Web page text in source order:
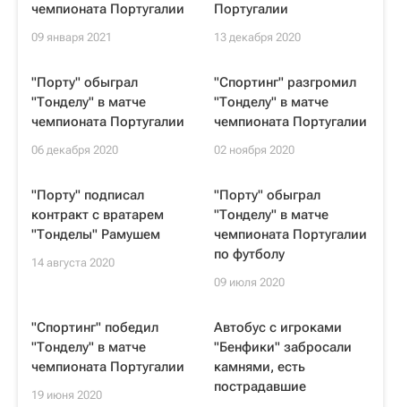
чемпионата Португалии
09 января 2021
Португалии
13 декабря 2020
"Порту" обыграл
"Тонделу" в матче
чемпионата Португалии
06 декабря 2020
"Спортинг" разгромил
"Тонделу" в матче
чемпионата Португалии
02 ноября 2020
"Порту" подписал
контракт с вратарем
"Тонделы" Рамушем
14 августа 2020
"Порту" обыграл
"Тонделу" в матче
чемпионата Португалии
по футболу
09 июля 2020
"Спортинг" победил
"Тонделу" в матче
чемпионата Португалии
19 июня 2020
Автобус с игроками
"Бенфики" забросали
камнями, есть
пострадавшие